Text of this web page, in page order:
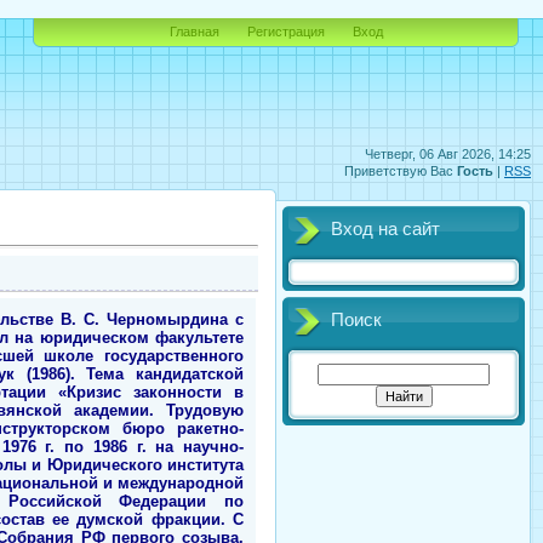
Четверг, 06 Авг 2026, 14:25
Приветствую Вас Гость | RSS
Главная Регистрация Вход
те, кого он преследовал как председатель межведомственной комиссии Совета безопасности по борьбе с коррупцией и организованной преступностью. 25.07.2000 г. Следственный комитет при МВД РФ завершил расследование его дела. Судебный процесс неоднократно откладывался, шел с перерывами. Анастасия, дочь В. А. Ковалева, неожиданно заявила, что в ходе предварительного следствия ее склоняли к самоубийству. Якобы во время обыска у них дома один из оперативников оставил ей скоростной карабин отца и два патрона к нему, сказав: «Это для вас…» (Московский комсомолец. 04.10.2001). Процесс закончился 03.10.2001 г. Суд установил, что из 9 миллиардов неденоминированных рублей, перечисленных спонсорами за три с половиной года в созданный им Фонд общественной защиты прав граждан, по назначению было направлено лишь 11 процентов суммы, а 1 млрд. 29 млн рублей оказались разворованными. Министр и его помощник по фонду А. Максимов, тоже проходивший по делу, составляли подложные договоры, в том числе с фиктивными фирмами, и перечисляли на их счета крупные суммы. В качестве взяток министр и его помощник брали земельные участки, квартиры, несколько десятков тысяч долларов. Тем самым нанесли государству изрядный ущерб, а также подорвали доверие граждан к высшим юридическим инстанциям. Командировку в Иран оформлял одновременно по линии Минюста и по линии фонда. В фонде сказал, что все отчетные документы (на 20 млн рублей) потерял. На средства фонда в Швейцарию ездили его жена и дочь. Даже памятник на могиле матери министр юстиции поставил за казенный счет. В. А. Ковалев решением суда был приговорен к девяти годам, а его помощник к шести годам лишения свободы условно с испытательным сроком соответственно в 5 и 4 года. По официальной версии, при назначении такого мягкого наказания суд учел слабое состояние здоровья главного подсудимого. Согласно решению суда, у В. А. Ковалева и А. Максимова конфискованы два земельных участка в Одинцовском районе Московской области и две квартиры в Москве как нажитые преступным путем. В доход государства обращены 40 тысяч долларов, полученных В. А. Ковалевым в виде взятки. Оба подсудимые лишены классных чинов советников юстиции и права занимать должности в правоохранительных органах и органах юстиции в течение трех лет. Автор около 200 научных работ по п
Вход на сайт
Поиск